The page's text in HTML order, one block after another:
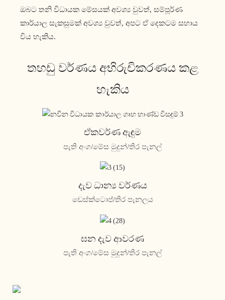
ඔබට තනි විධායක මේසයක් අවශ්‍ය වුවත්, සම්පූර්ණ
කාර්යාල සැකසුමක් අවශ්‍ය වුවත්, අපට ඒ දෙකටම සහාය
විය හැකිය.
තහඩු වර්ණය අභිරුචිකරණය කළ
හැකිය
ඒකවර්ණ ඇඳුම
පැති අංග/මේස මුදුන්/තිර පැනල්
දැව ධාන්‍ය වර්ණය
ඩෙස්ක්ටොප්/තිර පැනලය
ඝන දැව ආවරණ
පැති අංග/මේස මුදුන්/තිර පැනල්